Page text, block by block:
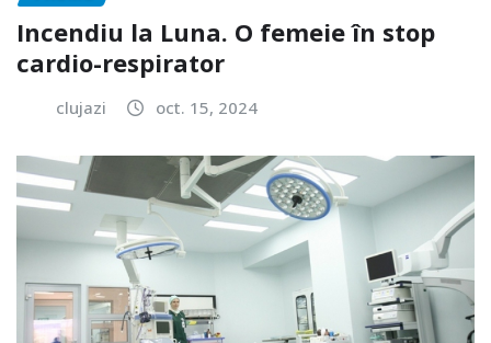
Incendiu la Luna. O femeie în stop
cardio-respirator
clujazi oct. 15, 2024